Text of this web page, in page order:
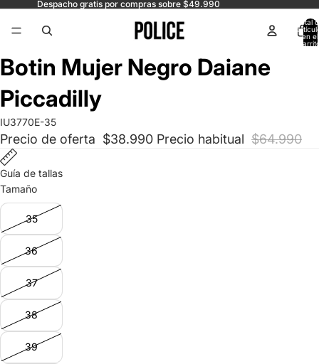
Despacho gratis por compras sobre $49.990
Total
en el
Abrir
imagen
a
pantalla
completa
Abrir
imagen
a
pantalla
completa
Abrir
imagen
a
pantalla
completa
Abrir
imagen
a
pantalla
completa
Abrir
imagen
a
pantalla
completa
Botin Mujer Negro Daiane
Piccadilly
IU3770E-35
Precio de oferta $38.990 Precio habitual $64.990
Guía de tallas
Tamaño
35
36
37
38
39